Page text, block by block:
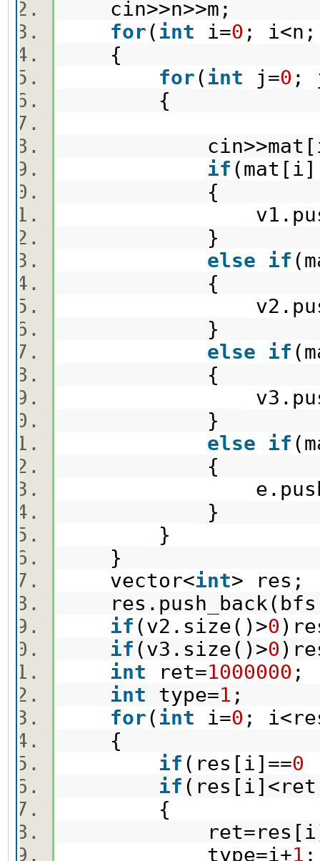
cin>>n>>m;
for( int i=0 ;
{
for( int j=0 ;
{
if
{
}
else
if
{
}
else
if
{
}
else
if
{
}
}
}
vector<int>
if (v2.size()>0
if (v3.size()>0
int ret=1000000
int type=1 ;
for( int i=0 ;
{
if (res[i]==0
if
{
type=i+1